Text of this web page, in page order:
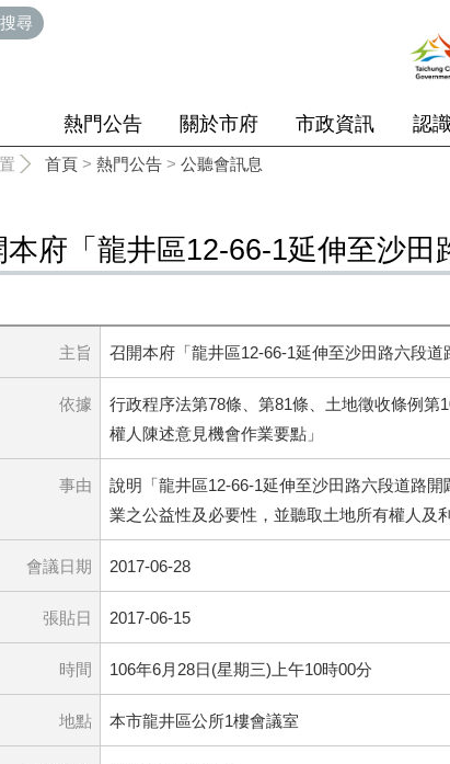
尋
熱門公告 關於市府 市政資訊 認
首頁 > 熱門公告 > 公聽會訊息
本府「龍井區12-66-1延伸至沙
主旨 召開本府「龍井區12-66-1延伸至沙田路六段
依據
行政程序法第78條、第81條、土地徵收條例
權人陳述意見機會作業要點」
事由
說明「龍井區12-66-1延伸至沙田路六段道路
業之公益性及必要性，並聽取土地所有權人及
會議日期 2017-06-28
張貼日 2017-06-15
時間 106年6月28日(星期三)上午10時00分
地點 本市龍井區公所1樓會議室